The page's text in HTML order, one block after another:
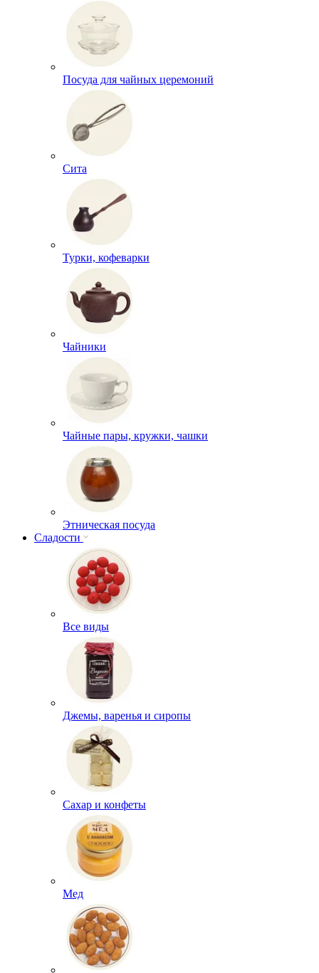
Посуда для чайных церемоний
Сита
Турки, кофеварки
Чайники
Чайные пары, кружки, чашки
Этническая посуда
Сладости
Все виды
Джемы, варенья и сиропы
Сахар и конфеты
Мед